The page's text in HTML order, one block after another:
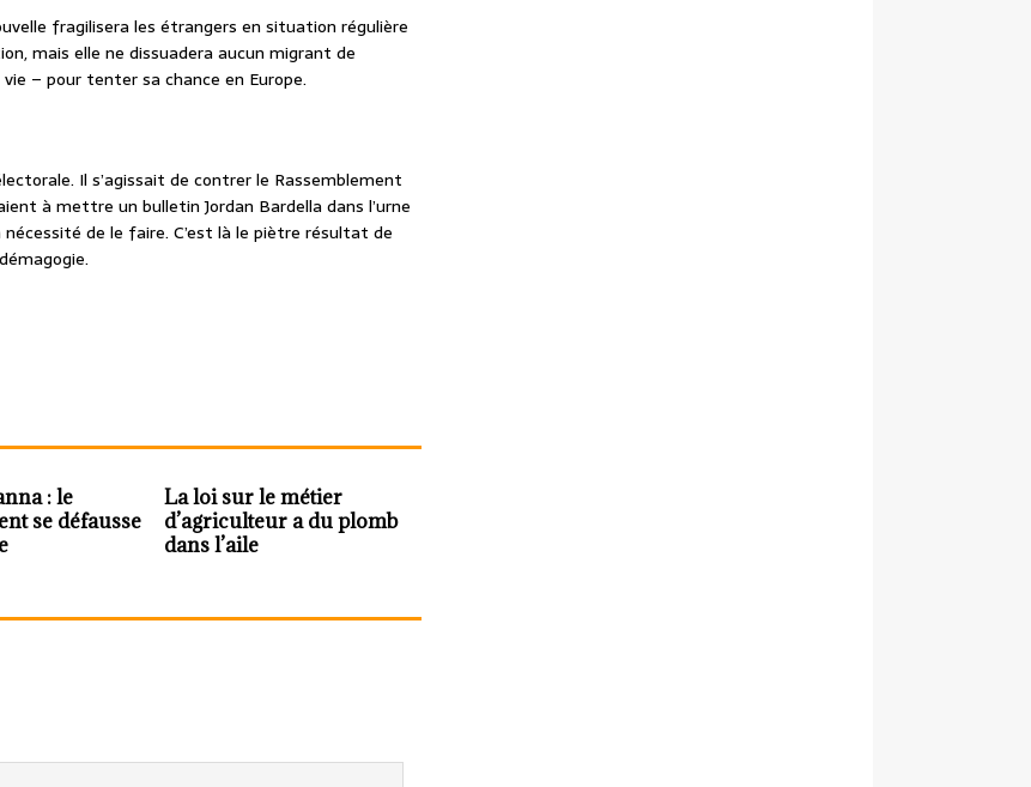
fragilisera les étrangers en situation régulière
mais elle ne dissuadera aucun migrant de
– pour tenter sa chance en Europe.
Il s’agissait de contrer le Rassemblement
à mettre un bulletin Jordan Bardella dans l’urne
de le faire. C’est là le piètre résultat de
: le
se défausse
La loi sur le métier
d’agriculteur a du plomb
dans l’aile